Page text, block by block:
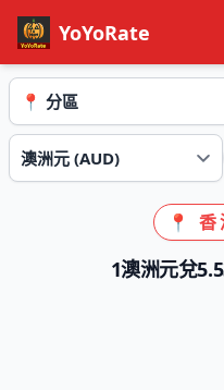
YoYoRate
📍 香
1澳洲元兌